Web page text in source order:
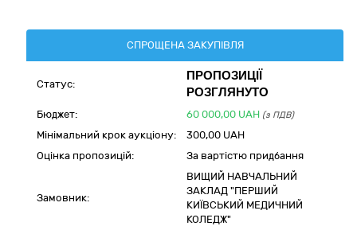
СПРОЩЕНА ЗАКУПІВЛЯ
Статус:
ПРОПОЗИЦІЇ
РОЗГЛЯНУТО
Бюджет: 60 000,00 UAH (з ПДВ)
Мінімальний крок аукціону:
300,00 UAH
Оцінка пропозицій:
За вартістю придбання
Замовник:
ВИЩИЙ НАВЧАЛЬНИЙ
ЗАКЛАД "ПЕРШИЙ
КИЇВСЬКИЙ МЕДИЧНИЙ
КОЛЕДЖ"